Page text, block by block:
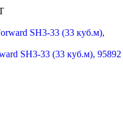
SH3-33 (33 куб.м), 95892